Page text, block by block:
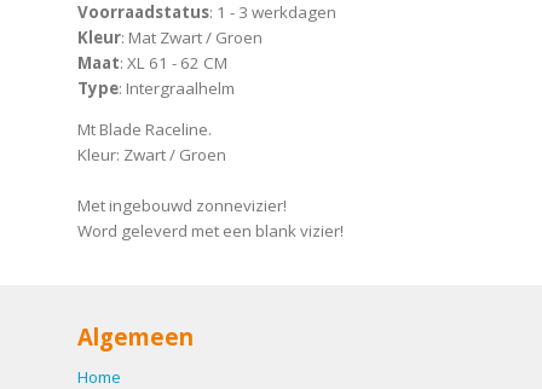
Voorraadstatus: 1 - 3 werkdagen
Kleur: Mat Zwart / Groen
Maat: XL 61 - 62 CM
Type: Intergraalhelm
Mt Blade Raceline.
Kleur: Zwart / Groen
Met ingebouwd zonnevizier!
Word geleverd met een blank vizier!
Algemeen
Home